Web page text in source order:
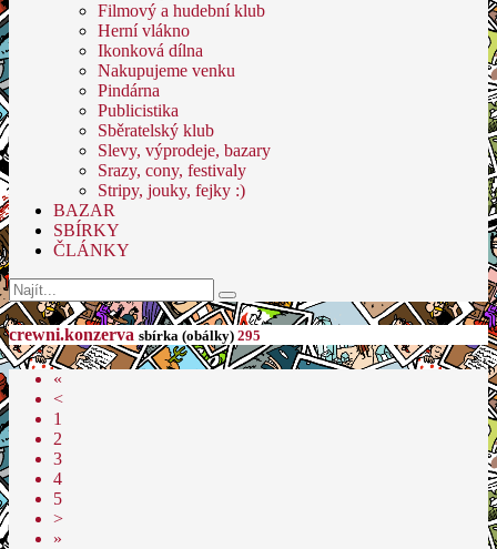
Filmový a hudební klub
Herní vlákno
Ikonková dílna
Nakupujeme venku
Pindárna
Publicistika
Sběratelský klub
Slevy, výprodeje, bazary
Srazy, cony, festivaly
Stripy, jouky, fejky :)
BAZAR
SBÍRKY
ČLÁNKY
crewni.konzerva sbírka (obálky) 295
«
<
1
2
3
4
5
>
»